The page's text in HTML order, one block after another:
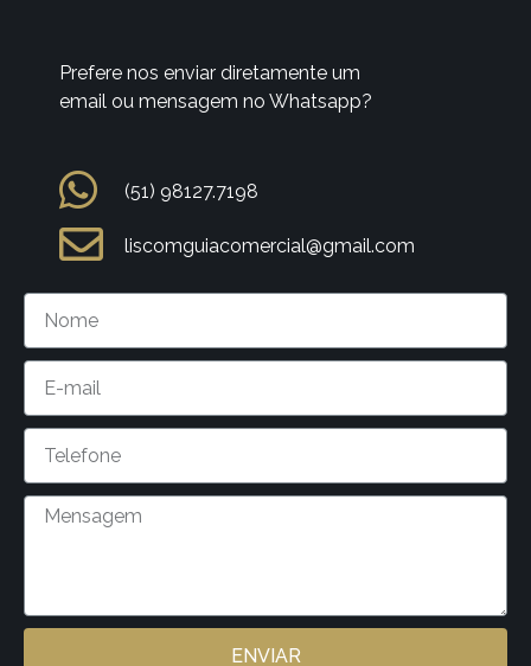
Prefere nos enviar diretamente um
email ou mensagem no Whatsapp?
(51) 98127.7198
liscomguiacomercial@gmail.com
ENVIAR